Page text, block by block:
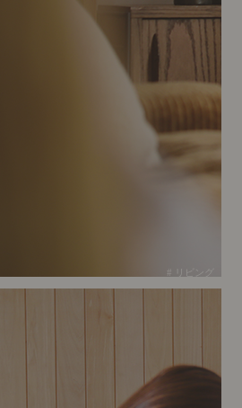
# リビング